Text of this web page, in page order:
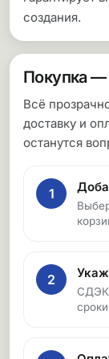
создания.
Покупка —
Всё
доставку и
останутся
1
2
СДЭК